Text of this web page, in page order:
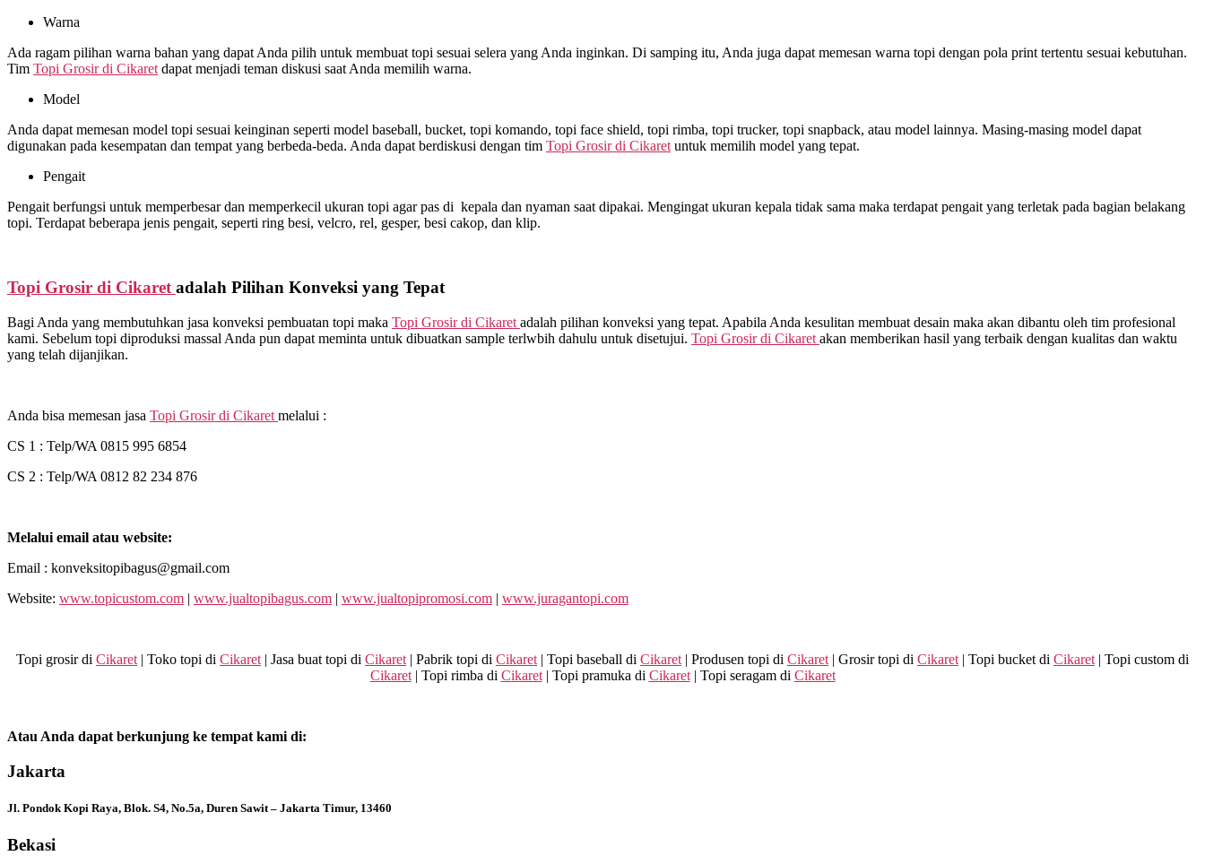
Warna
Ada ragam pilihan warna bahan yang dapat Anda pilih untuk membuat topi sesuai selera yang Anda inginkan. Di samping itu, Anda juga dapat memesan warna topi dengan pola print tertentu sesuai kebutuhan.
Tim Topi Grosir di Cikaret dapat menjadi teman diskusi saat Anda memilih warna.
Model
Anda dapat memesan model topi sesuai keinginan seperti model baseball, bucket, topi komando, topi face shield, topi rimba, topi trucker, topi snapback, atau model lainnya. Masing-masing model dapat
digunakan pada kesempatan dan tempat yang berbeda-beda. Anda dapat berdiskusi dengan tim Topi Grosir di Cikaret untuk memilih model yang tepat.
Pengait
Pengait berfungsi untuk memperbesar dan memperkecil ukuran topi agar pas di kepala dan nyaman saat dipakai. Mengingat ukuran kepala tidak sama maka terdapat pengait yang terletak pada bagian belakang
topi. Terdapat beberapa jenis pengait, seperti ring besi, velcro, rel, gesper, besi cakop, dan klip.
Topi Grosir di Cikaretadalah Pilihan Konveksi yang Tepat
Bagi Anda yang membutuhkan jasa konveksi pembuatan topi maka Topi Grosir di Cikaret adalah pilihan konveksi yang tepat. Apabila Anda kesulitan membuat desain maka akan dibantu oleh tim profesional
kami. Sebelum topi diproduksi massal Anda pun dapat meminta untuk dibuatkan sample terlwbih dahulu untuk disetujui. Topi Grosir di Cikaret akan memberikan hasil yang terbaik dengan kualitas dan waktu
yang telah dijanjikan.
Anda bisa memesan jasa Topi Grosir di Cikaret melalui :
CS 1 : Telp/WA 0815 995 6854
CS 2 : Telp/WA 0812 82 234 876
Melalui email atau website:
Email : konveksitopibagus@gmail.com
Website: www.topicustom.com | www.jualtopibagus.com | www.jualtopipromosi.com | www.juragantopi.com
Topi grosir di Cikaret | Toko topi di Cikaret | Jasa buat topi di Cikaret | Pabrik topi di Cikaret | Topi baseball di Cikaret | Produsen topi di Cikaret | Grosir topi di Cikaret | Topi bucket di Cikaret | Topi custom di
Cikaret| Topi rimba di Cikaret| Topi pramuka di Cikaret| Topi seragam di Cikaret
Atau Anda dapat berkunjung ke tempat kami di:
Jakarta
Jl. Pondok Kopi Raya, Blok. S4, No.5a, Duren Sawit – Jakarta Timur, 13460
Bekasi